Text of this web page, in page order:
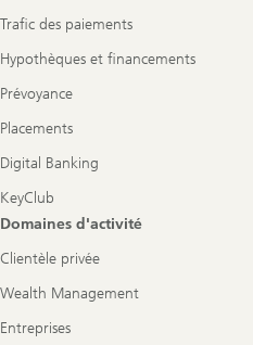
Trafic des paiements
Hypothèques et financements
Prévoyance
Placements
Digital Banking
KeyClub
Domaines d'activité
Clientèle privée
Wealth Management
Entreprises